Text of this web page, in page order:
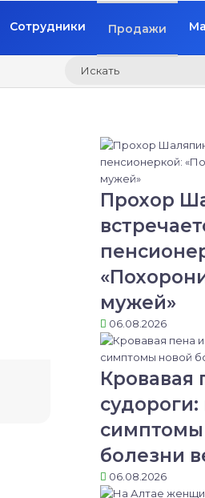
Сотрудники Продажи
Прохор
мужей»
06.08.2026
Кровавая
симптомы
болезни
06.08.2026